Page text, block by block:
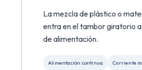
La mezcla de plástico o
entra en el tambor giratorio
de alimentación.
Alimentación continua Corriente